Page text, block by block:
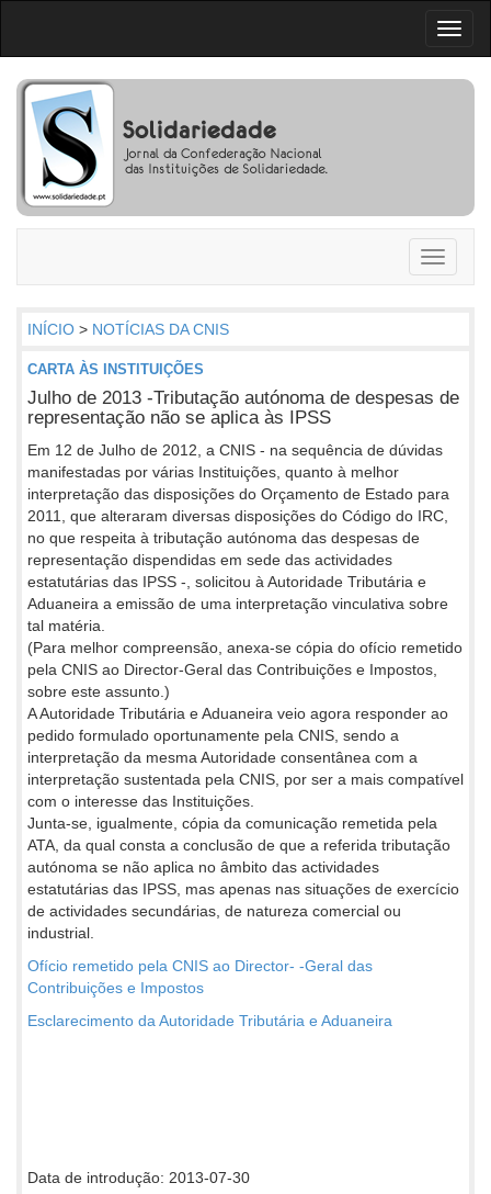
Toggle
INÍCIO > NOTÍCIAS DA CNIS
CARTA ÀS INSTITUIÇÕES
Julho de 2013 -Tributação autónoma de despesas de
representação não se aplica às IPSS
Em 12 de Julho de 2012, a CNIS - na sequência de dúvidas
manifestadas por várias Instituições, quanto à melhor
interpretação das disposições do Orçamento de Estado para
2011, que alteraram diversas disposições do Código do IRC,
no que respeita à tributação autónoma das despesas de
representação dispendidas em sede das actividades
estatutárias das IPSS -, solicitou à Autoridade Tributária e
Aduaneira a emissão de uma interpretação vinculativa sobre
tal matéria.
(Para melhor compreensão, anexa-se cópia do ofício remetido
pela CNIS ao Director-Geral das Contribuições e Impostos,
sobre este assunto.)
A Autoridade Tributária e Aduaneira veio agora responder ao
pedido formulado oportunamente pela CNIS, sendo a
interpretação da mesma Autoridade consentânea com a
interpretação sustentada pela CNIS, por ser a mais compatível
com o interesse das Instituições.
Junta-se, igualmente, cópia da comunicação remetida pela
ATA, da qual consta a conclusão de que a referida tributação
autónoma se não aplica no âmbito das actividades
estatutárias das IPSS, mas apenas nas situações de exercício
de actividades secundárias, de natureza comercial ou
industrial.
Ofício remetido pela CNIS ao Director- -Geral das
Contribuições e Impostos
Esclarecimento da Autoridade Tributária e Aduaneira
Data de introdução: 2013-07-30